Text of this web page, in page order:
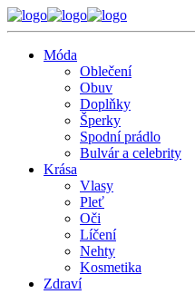
Móda
Oblečení
Obuv
Doplňky
Šperky
Spodní prádlo
Bulvár a celebrity
Krása
Vlasy
Pleť
Oči
Líčení
Nehty
Kosmetika
Zdraví